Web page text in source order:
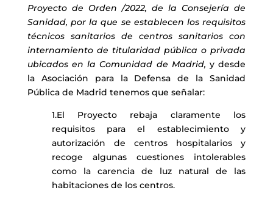
Proyecto de Orden /2022, de la Consejería de
Sanidad, por la que se establecen los requisitos
técnicos sanitarios de centros sanitarios con
internamiento de titularidad pública o privada
ubicados en la Comunidad de Madrid, y desde
la Asociación para la Defensa de la Sanidad
Pública de Madrid tenemos que señalar:
1.El Proyecto rebaja claramente los
requisitos para el establecimiento y
autorización de centros hospitalarios y
recoge algunas cuestiones intolerables
como la carencia de luz natural de las
habitaciones de los centros.